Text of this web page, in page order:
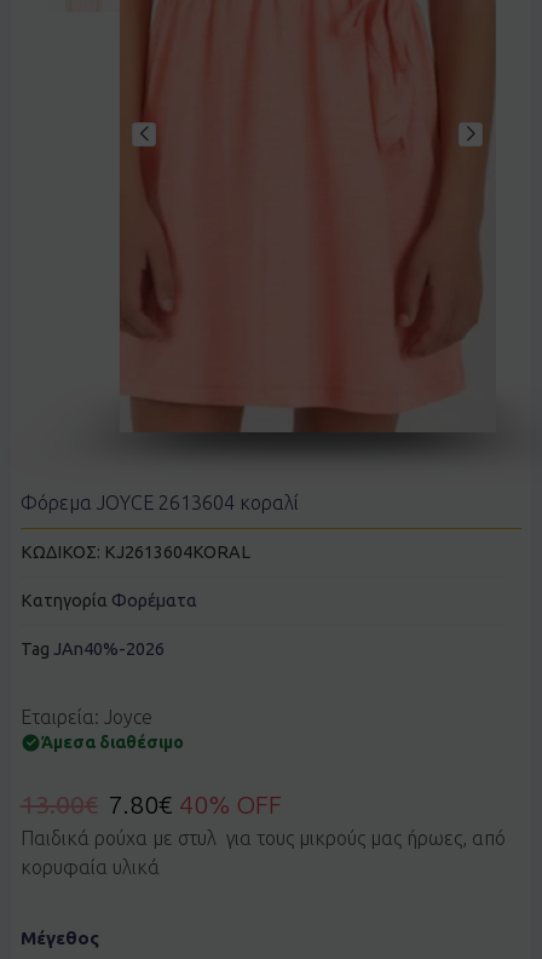
Φόρεμα JOYCE 2613604 κοραλί
ΚΩΔΙΚΟΣ: KJ2613604KORAL
Κατηγορία Φορέματα
Tag JAn40%-2026
Εταιρεία: Joyce
Άμεσα διαθέσιμο
13.00€ 7.80€ 40% OFF
Παιδικά ρούχα με στυλ για τους μικρούς μας ήρωες, από
κορυφαία υλικά
Μέγεθος
JOYCE